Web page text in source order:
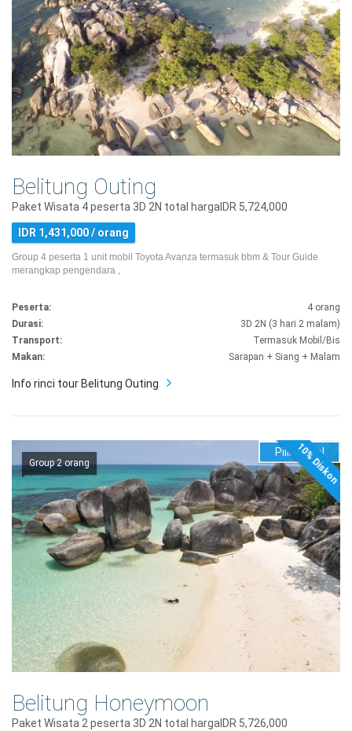
Belitung Outing
Paket Wisata 4 peserta 3D 2N total hargaIDR 5,724,000
IDR 1,431,000 / orang
Group 4 peserta 1 unit mobil Toyota Avanza termasuk bbm & Tour Guide
merangkap pengendara ,
Peserta:
4 orang
Durasi:
3D 2N (3 hari 2 malam)
Transport:
Termasuk Mobil/Bis
Makan:
Sarapan + Siang + Malam
Info rinci tour Belitung Outing
Group 2 orang
Pilih Hotel
10% Diskon
Belitung Honeymoon
Paket Wisata 2 peserta 3D 2N total hargaIDR 5,726,000